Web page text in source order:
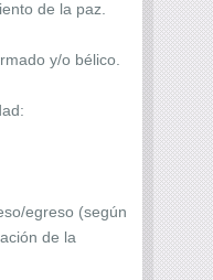
de la paz.
y/o bélico.
egreso (según
de la